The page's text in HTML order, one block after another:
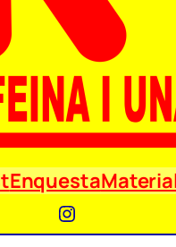
Enquesta
Instagram